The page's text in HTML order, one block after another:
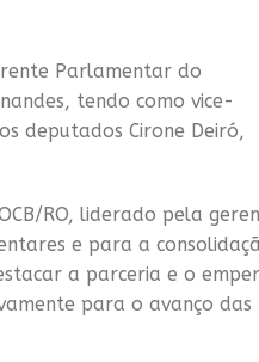
Parlamentar do
tendo como vice-
deputados Cirone Deiró,
RO, liderado pela
e para a
a parceria e o
para o avanço das